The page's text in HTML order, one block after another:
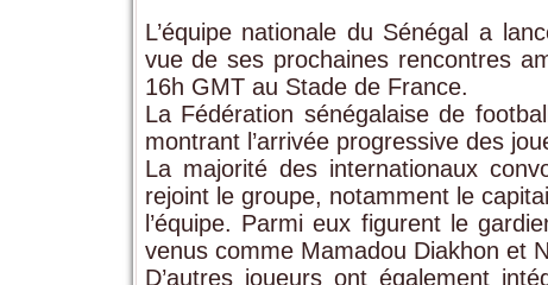
L’équipe nationale du Sénégal a
vue de ses prochaines rencontres
16h GMT au Stade de France.
La Fédération sénégalaise de
montrant l’arrivée progressive des
La majorité des internationaux
rejoint le groupe, notamment le
l’équipe. Parmi eux figurent le
venus comme Mamadou Diakhon et
D’autres joueurs ont également